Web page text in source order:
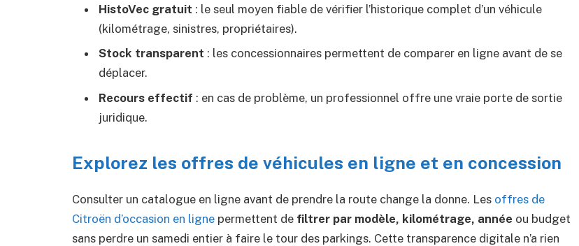
HistoVec gratuit : le seul moyen fiable de vérifier l’historique complet d’un véhicule
(kilométrage, sinistres, propriétaires).
Stock transparent : les concessionnaires permettent de comparer en ligne avant de se
déplacer.
Recours effectif : en cas de problème, un professionnel offre une vraie porte de sortie
juridique.
Explorez les offres de véhicules en ligne et en concession
Consulter un catalogue en ligne avant de prendre la route change la donne. Les offres de
Citroën d’occasion en ligne permettent de filtrer par modèle, kilométrage, année ou budget
sans perdre un samedi entier à faire le tour des parkings. Cette transparence digitale n’a rien